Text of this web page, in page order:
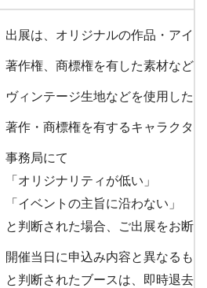
出展は、オリジナルの作品・アイ
著作権、商標権を有した素材など
ヴィンテージ生地などを使用した
著作・商標権を有するキャラクタ
事務局にて
「オリジナリティが低い」
「イベントの主旨に沿わない」
と判断された場合、ご出展をお断
開催当日に申込み内容と異なるも
と判断されたブースは、即時退去